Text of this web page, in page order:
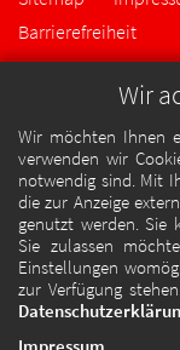
Wir
Wir möchten Ihnen
verwenden wir
notwendig sind. Mit
die zur Anzeige
genutzt werden. Sie
Sie zulassen
Einstellungen
zur Verfügung
Barrierefreiheit